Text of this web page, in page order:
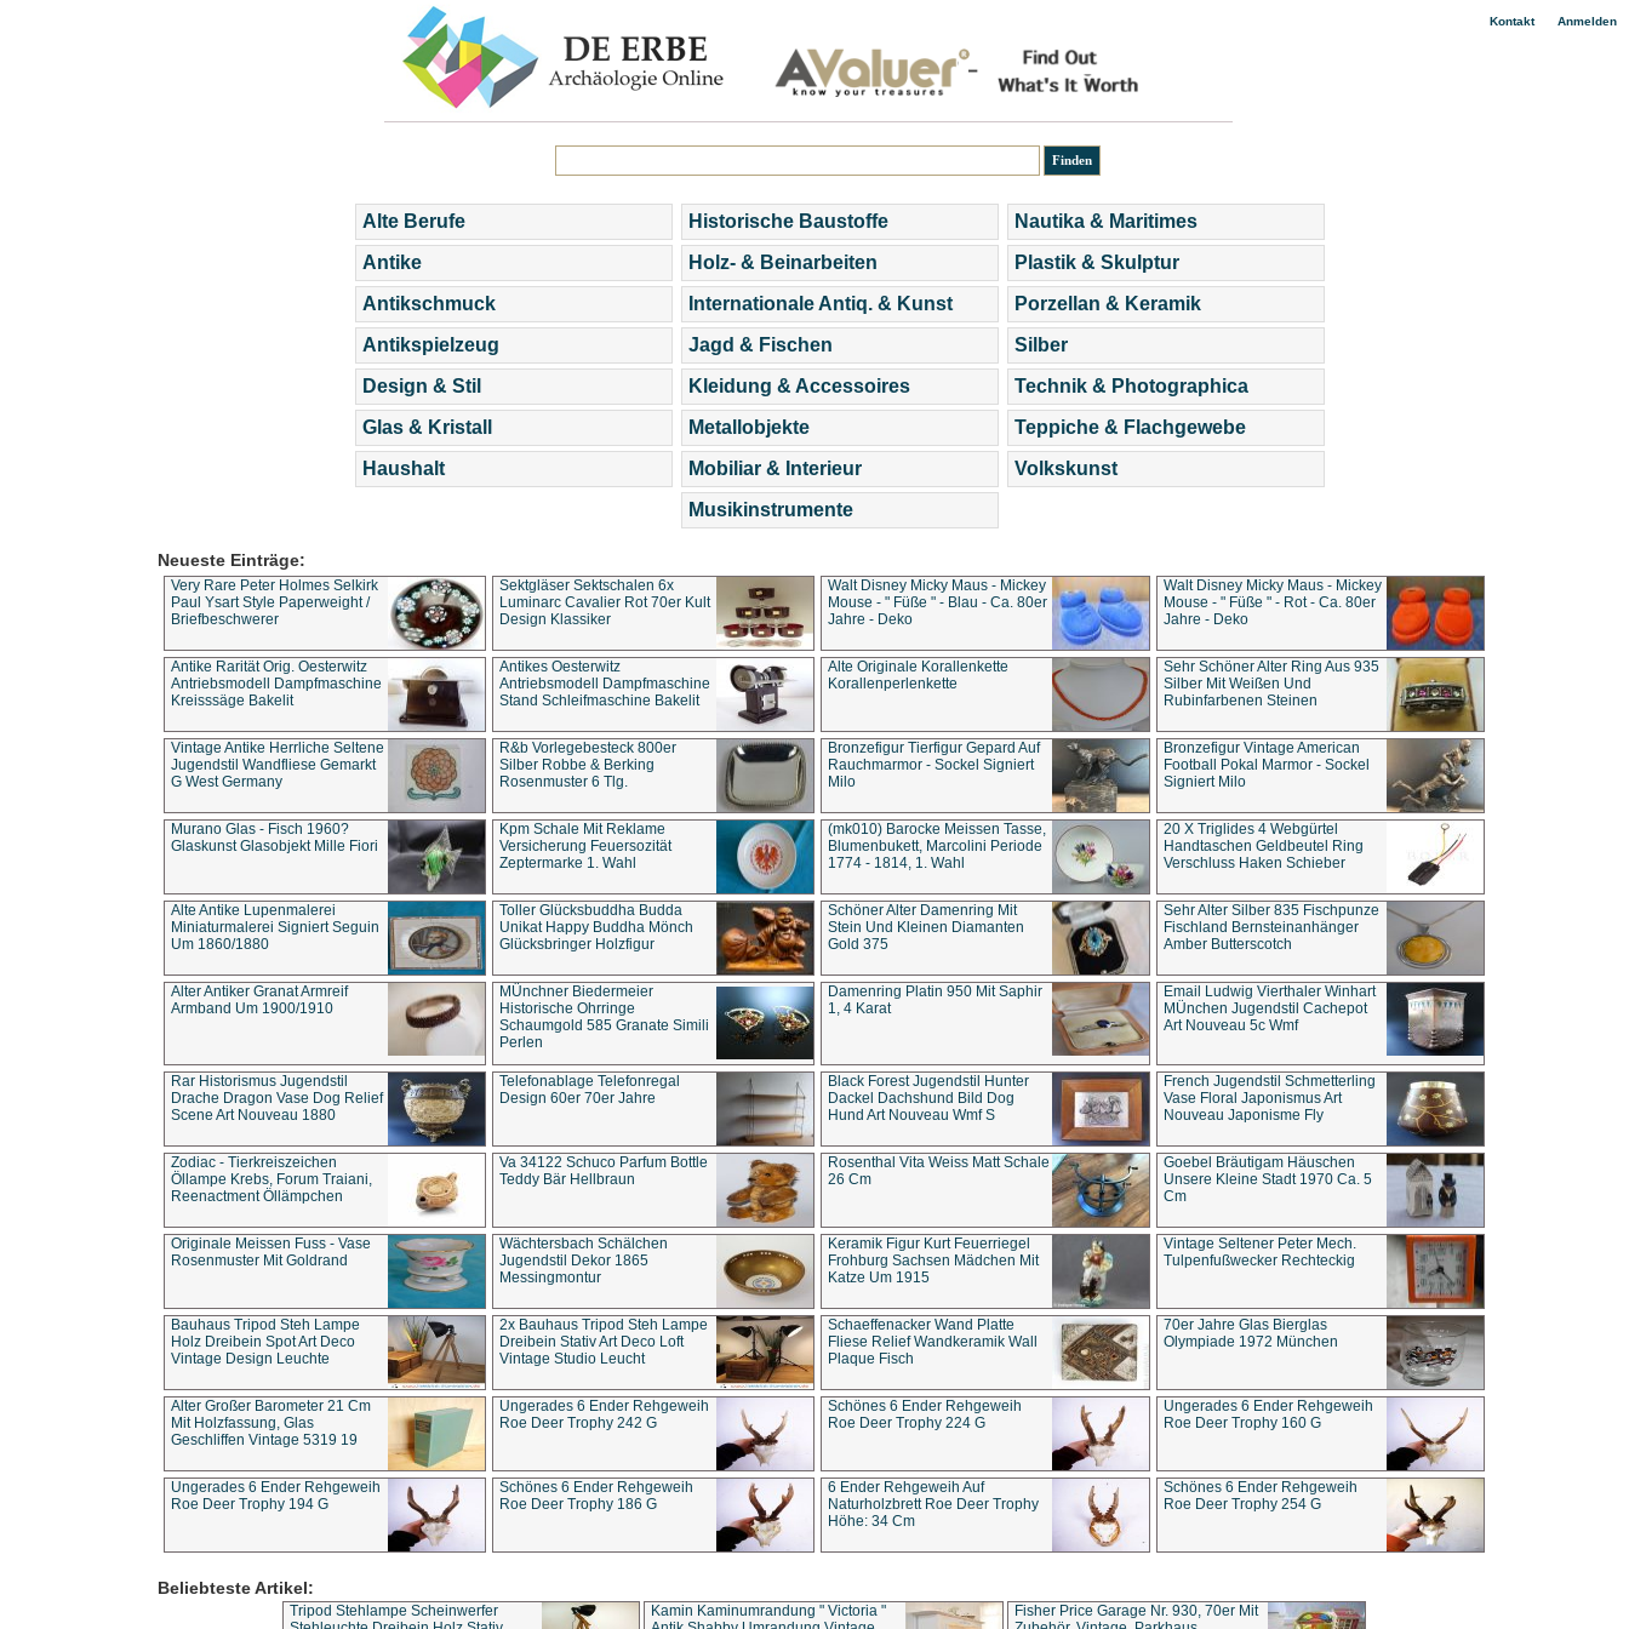
Kontakt| Anmelden
Alte Berufe
Antike
Antikschmuck
Antikspielzeug
Design & Stil
Glas & Kristall
Haushalt
Historische Baustoffe
Holz- & Beinarbeiten
Internationale Antiq. & Kunst
Jagd & Fischen
Kleidung & Accessoires
Metallobjekte
Mobiliar & Interieur
Musikinstrumente
Nautika & Maritimes
Plastik & Skulptur
Porzellan & Keramik
Silber
Technik & Photographica
Teppiche & Flachgewebe
Volkskunst
Neueste Einträge:
Very Rare Peter Holmes Selkirk
Paul Ysart Style Paperweight /
Briefbeschwerer
Sektgläser Sektschalen 6x
Luminarc Cavalier Rot 70er Kult
Design Klassiker
Walt Disney Micky Maus - Mickey
Mouse - " Füße " - Blau - Ca. 80er
Jahre - Deko
Walt Disney Micky Maus - Mickey
Mouse - " Füße " - Rot - Ca. 80er
Jahre - Deko
Antike Rarität Orig. Oesterwitz
Antriebsmodell Dampfmaschine
Kreisssäge Bakelit
Antikes Oesterwitz
Antriebsmodell Dampfmaschine
Stand Schleifmaschine Bakelit
Alte Originale Korallenkette
Korallenperlenkette
Sehr Schöner Alter Ring Aus 935
Silber Mit Weißen Und
Rubinfarbenen Steinen
Vintage Antike Herrliche Seltene
Jugendstil Wandfliese Gemarkt
G West Germany
R&b Vorlegebesteck 800er
Silber Robbe & Berking
Rosenmuster 6 Tlg.
Bronzefigur Tierfigur Gepard Auf
Rauchmarmor - Sockel Signiert
Milo
Bronzefigur Vintage American
Football Pokal Marmor - Sockel
Signiert Milo
Murano Glas - Fisch 1960?
Glaskunst Glasobjekt Mille Fiori
Kpm Schale Mit Reklame
Versicherung Feuersozität
Zeptermarke 1. Wahl
(mk010) Barocke Meissen Tasse,
Blumenbukett, Marcolini Periode
1774 - 1814, 1. Wahl
20 X Triglides 4 Webgürtel
Handtaschen Geldbeutel Ring
Verschluss Haken Schieber
Alte Antike Lupenmalerei
Miniaturmalerei Signiert Seguin
Um 1860/1880
Toller Glücksbuddha Budda
Unikat Happy Buddha Mönch
Glücksbringer Holzfigur
Schöner Alter Damenring Mit
Stein Und Kleinen Diamanten
Gold 375
Sehr Alter Silber 835 Fischpunze
Fischland Bernsteinanhänger
Amber Butterscotch
Alter Antiker Granat Armreif
Armband Um 1900/1910
MÜnchner Biedermeier
Historische Ohrringe
Schaumgold 585 Granate Simili
Perlen
Damenring Platin 950 Mit Saphir
1, 4 Karat
Email Ludwig Vierthaler Winhart
MÜnchen Jugendstil Cachepot
Art Nouveau 5c Wmf
Rar Historismus Jugendstil
Drache Dragon Vase Dog Relief
Scene Art Nouveau 1880
Telefonablage Telefonregal
Design 60er 70er Jahre
Black Forest Jugendstil Hunter
Dackel Dachshund Bild Dog
Hund Art Nouveau Wmf S
French Jugendstil Schmetterling
Vase Floral Japonismus Art
Nouveau Japonisme Fly
Zodiac - Tierkreiszeichen
Öllampe Krebs, Forum Traiani,
Reenactment Öllämpchen
Va 34122 Schuco Parfum Bottle
Teddy Bär Hellbraun
Rosenthal Vita Weiss Matt Schale
26 Cm
Goebel Bräutigam Häuschen
Unsere Kleine Stadt 1970 Ca. 5
Cm
Originale Meissen Fuss - Vase
Rosenmuster Mit Goldrand
Wächtersbach Schälchen
Jugendstil Dekor 1865
Messingmontur
Keramik Figur Kurt Feuerriegel
Frohburg Sachsen Mädchen Mit
Katze Um 1915
Vintage Seltener Peter Mech.
Tulpenfußwecker Rechteckig
Bauhaus Tripod Steh Lampe
Holz Dreibein Spot Art Deco
Vintage Design Leuchte
2x Bauhaus Tripod Steh Lampe
Dreibein Stativ Art Deco Loft
Vintage Studio Leucht
Schaeffenacker Wand Platte
Fliese Relief Wandkeramik Wall
Plaque Fisch
70er Jahre Glas Bierglas
Olympiade 1972 München
Alter Großer Barometer 21 Cm
Mit Holzfassung, Glas
Geschliffen Vintage 5319 19
Ungerades 6 Ender Rehgeweih
Roe Deer Trophy 242 G
Schönes 6 Ender Rehgeweih
Roe Deer Trophy 224 G
Ungerades 6 Ender Rehgeweih
Roe Deer Trophy 160 G
Ungerades 6 Ender Rehgeweih
Roe Deer Trophy 194 G
Schönes 6 Ender Rehgeweih
Roe Deer Trophy 186 G
6 Ender Rehgeweih Auf
Naturholzbrett Roe Deer Trophy
Höhe: 34 Cm
Schönes 6 Ender Rehgeweih
Roe Deer Trophy 254 G
Beliebteste Artikel:
Tripod Stehlampe Scheinwerfer
Kamin Kaminumrandung " Victoria "
Fisher Price Garage Nr. 930, 70er Mit